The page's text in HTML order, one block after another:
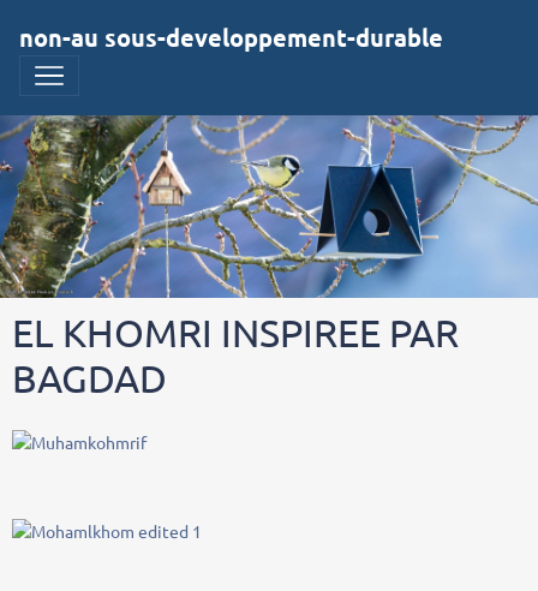
non-au sous-developpement-durable
EL KHOMRI INSPIREE PAR
BAGDAD